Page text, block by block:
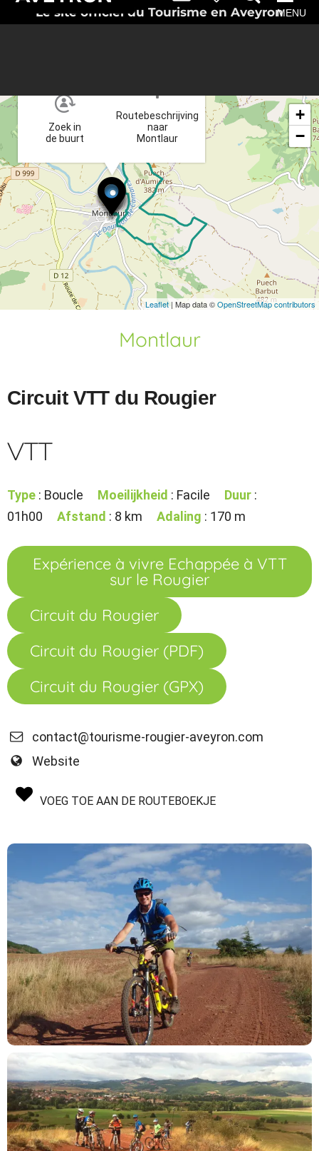
Le site officiel du Tourisme en AveyronMENU
Zoek in
de buurt
Routebeschrijving
naar
Montlaur
+
−
Leaflet | Map data ©OpenStreetMap contributors
Montlaur
Circuit VTT du Rougier
VTT
Type : Boucle Moeilijkheid : Facile Duur :
01h00
Afstand : 8 km Adaling : 170 m
Expérience à vivre Echappée à VTT
sur le Rougier
Circuit du Rougier
Circuit du Rougier (PDF)
Circuit du Rougier (GPX)
contact@tourisme-rougier-aveyron.com
Website
VOEG TOE AAN DE ROUTEBOEKJE